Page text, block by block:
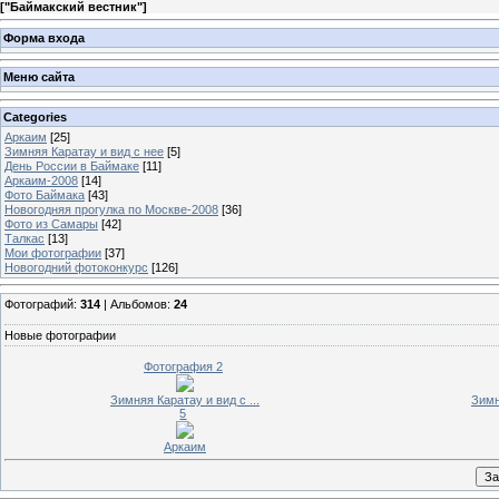
["Баймакский вестник"]
Форма входа
Меню сайта
Categories
Аркаим [25]
Зимняя Каратау и вид с нее [5]
День России в Баймаке [11]
Аркаим-2008 [14]
Фото Баймака [43]
Новогодняя прогулка по Москве-2008 [36]
Фото из Самары [42]
Талкас [13]
Мои фотографии [37]
Новогодний фотоконкурс [126]
Фотографий: 314 | Альбомов: 24
Новые фотографии
Фотография 2
Зимняя Каратау и вид с ...
5
Аркаим